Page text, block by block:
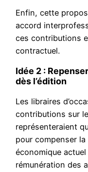
Enfin, cette
accord
ces contributions
contractuel.
Idée 2 :
dès l’édition
Les libraires
contributions sur
représenteraient
pour compenser
économique
rémunération des